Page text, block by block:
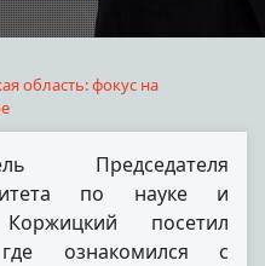
область: фокус на
Председателя
по науке и
посетил
ознакомился с